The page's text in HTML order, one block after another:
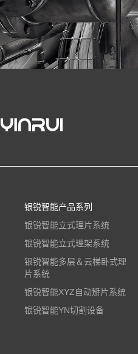
银锐智能产品系列
银锐智能立式理片系统
银锐智能立式理架系统
银锐智能多层＆云梯卧式理
片系统
银锐智能XYZ自动掰片系统
银锐智能YN切割设备